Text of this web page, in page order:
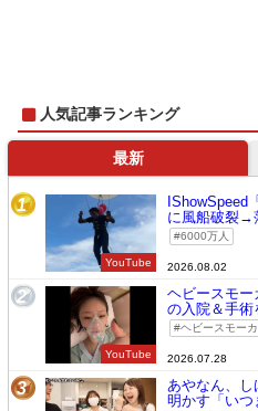
人気記事ランキング
最新
1
YouTube
IShowSpeed
に風船破裂→
6000万人
2026.08.02
2
YouTube
ヘビースモー
の入院＆手術
ヘビースモー
2026.07.28
3
あやなん、し
明かす「いつ